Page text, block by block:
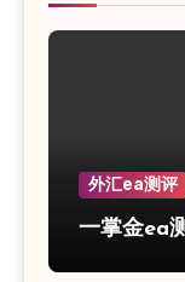
外汇ea测评
一掌金ea